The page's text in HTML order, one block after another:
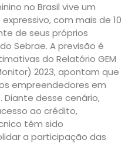
no Brasil vive um
com mais de 10
de seus próprios
Sebrae. A previsão é
do Relatório GEM
2023, apontam que
empreendedores em
Diante desse cenário,
ao crédito,
têm sido
a participação das